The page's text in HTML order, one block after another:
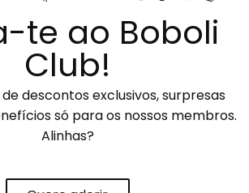
te ao Boboli
Club!
descontos exclusivos, surpresas
só para os nossos membros.
Alinhas?